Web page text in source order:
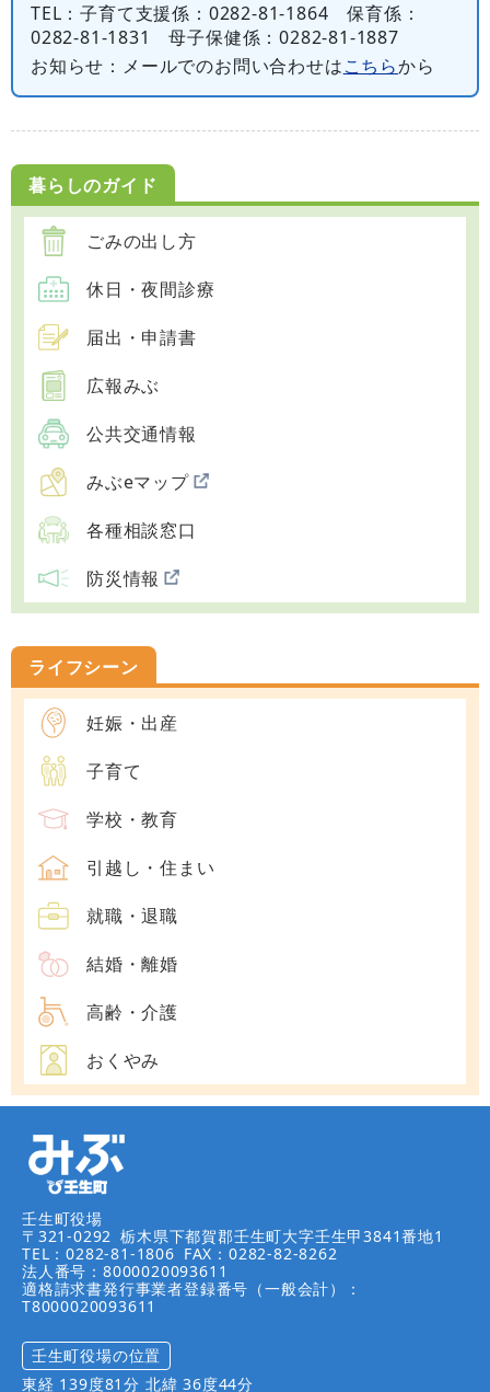
TEL ：子育て支援係：0282-81-1864 保育係：
0282-81-1831 母子保健係：0282-81-1887
お知らせ ：メールでのお問い合わせはこちらから
暮らしのガイド
ごみの出し方
休日・夜間診療
届出・申請書
広報みぶ
公共交通情報
みぶeマップ
各種相談窓口
防災情報
ライフシーン
妊娠・出産
子育て
学校・教育
引越し・住まい
就職・退職
結婚・離婚
高齢・介護
おくやみ
壬生町役場
〒321-0292 栃木県下都賀郡壬生町大字壬生甲3841番地1
TEL：0282-81-1806 FAX：0282-82-8262
法人番号：8000020093611
適格請求書発行事業者登録番号（一般会計）：
T8000020093611
壬生町役場の位置
東経 139度81分 北緯 36度44分